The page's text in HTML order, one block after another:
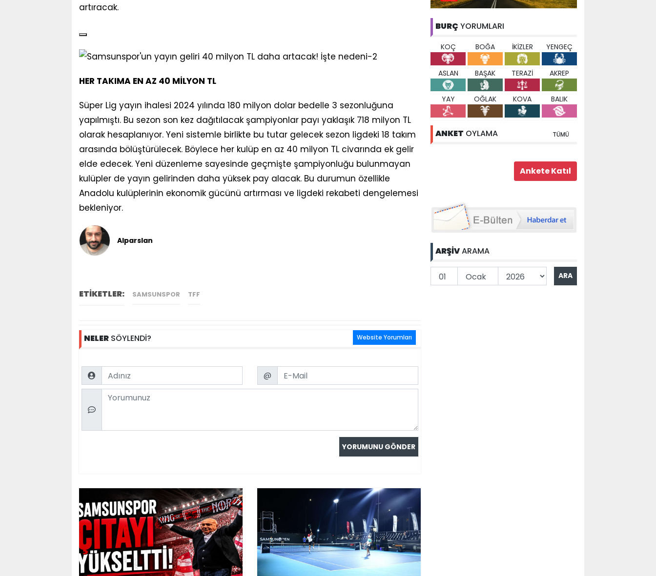
artıracak.
HER TAKIMA EN AZ 40 MİLYON TL
Süper Lig yayın ihalesi 2024 yılında 180 milyon dolar bedelle 3 sezonluğuna
yapılmıştı. Bu sezon son kez dağıtılacak şampiyonlar payı yaklaşık 718 milyon TL
olarak hesaplanıyor. Yeni sistemle birlikte bu tutar gelecek sezon ligdeki 18 takım
arasında bölüştürülecek. Böylece her kulüp en az 40 milyon TL civarında ek gelir
elde edecek. Yeni düzenleme sayesinde geçmişte şampiyonluğu bulunmayan
kulüpler de yayın gelirinden daha yüksek pay alacak. Bu durumun özellikle
Anadolu kulüplerinin ekonomik gücünü artırması ve ligdeki rekabeti dengelemesi
bekleniyor.
Alparslan
ETİKETLER: SAMSUNSPOR TFF
NELER SÖYLENDİ? Website Yorumları
Name Email
@
Comment
BURÇ YORUMLARI
KOÇ BOĞA İKİZLER YENGEÇ
ASLAN BAŞAK TERAZİ AKREP
YAY OĞLAK KOVA BALIK
ANKET OYLAMA TÜMÜ
ARŞİVARAMA